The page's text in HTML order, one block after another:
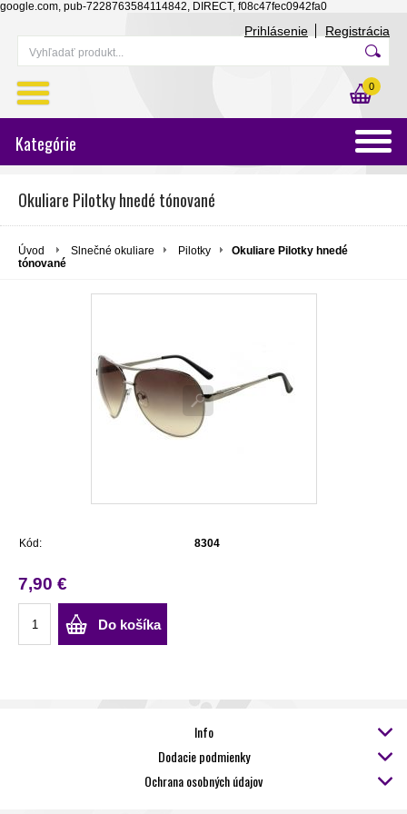
google.com, pub-7228763584114842, DIRECT, f08c47fec0942fa0
Prihlásenie Registrácia
0
Kategórie
Okuliare Pilotky hnedé tónované
Úvod Slnečné okuliare Pilotky
Okuliare Pilotky hnedé
tónované
Kód: 8304
7,90 €
Do košíka
Info
Dodacie podmienky
Ochrana osobných údajov